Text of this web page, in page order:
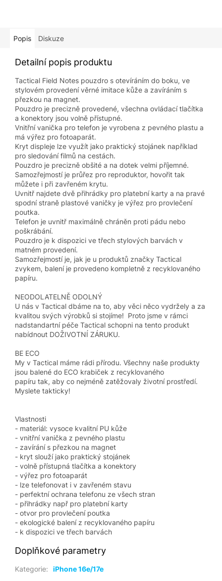
Popis Diskuze
Detailní popis produktu
Tactical Field Notes pouzdro s otevíráním do boku, ve
stylovém provedení věrné imitace kůže a zavíráním s
přezkou na magnet.
Pouzdro je precizně provedené, všechna ovládací tlačítka
a konektory jsou volně přístupné.
Vnitřní vanička pro telefon je vyrobena z pevného plastu a
má výřez pro fotoaparát.
Kryt displeje lze využít jako praktický stojánek například
pro sledování filmů na cestách.
Pouzdro je precizně obšité a na dotek velmi příjemné.
Samozřejmostí je průřez pro reproduktor, hovořit tak
můžete i při zavřeném krytu.
Uvnitř najdete dvě přihrádky pro platební karty a na pravé
spodní straně plastové vaničky je výřez pro provlečení
poutka.
Telefon je uvnitř maximálně chráněn proti pádu nebo
poškrábání.
Pouzdro je k dispozici ve třech stylových barvách v
matném provedení.
Samozřejmostí je, jak je u produktů značky Tactical
zvykem, balení je provedeno kompletně z recyklovaného
papíru.
NEODOLATELNĚ ODOLNÝ
U nás v Tactical dbáme na to, aby věci něco vydržely a za
kvalitou svých výrobků si stojíme! Proto jsme v rámci
nadstandartní péče Tactical schopni na tento produkt
nabídnout DOŽIVOTNÍ ZÁRUKU.
BE ECO
My v Tactical máme rádi přírodu. Všechny naše produkty
jsou balené do ECO krabiček z recyklovaného
papíru tak, aby co nejméně zatěžovaly životní prostředí.
Myslete takticky!
Vlastnosti
- materiál: vysoce kvalitní PU kůže
- vnitřní vanička z pevného plastu
- zavírání s přezkou na magnet
- kryt slouží jako praktický stojánek
- volně přístupná tlačítka a konektory
- výřez pro fotoaparát
- lze telefonovat i v zavřeném stavu
- perfektní ochrana telefonu ze všech stran
- přihrádky např pro platební karty
- otvor pro provlečení poutka
- ekologické balení z recyklovaného papíru
- k dispozici ve třech barvách
Doplňkové parametry
Kategorie:
iPhone 16e/17e